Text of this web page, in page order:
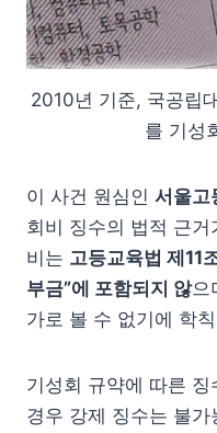
2010년 기준, 국공립
를 기성
이 사건 원심인 서울고
회비 징수의 법적 근
비는 고등교육법 제11
부금”에 포함되지 않으
가로 볼 수 없기에 학
기성회 규약에 따른
경우 강제 징수는 불